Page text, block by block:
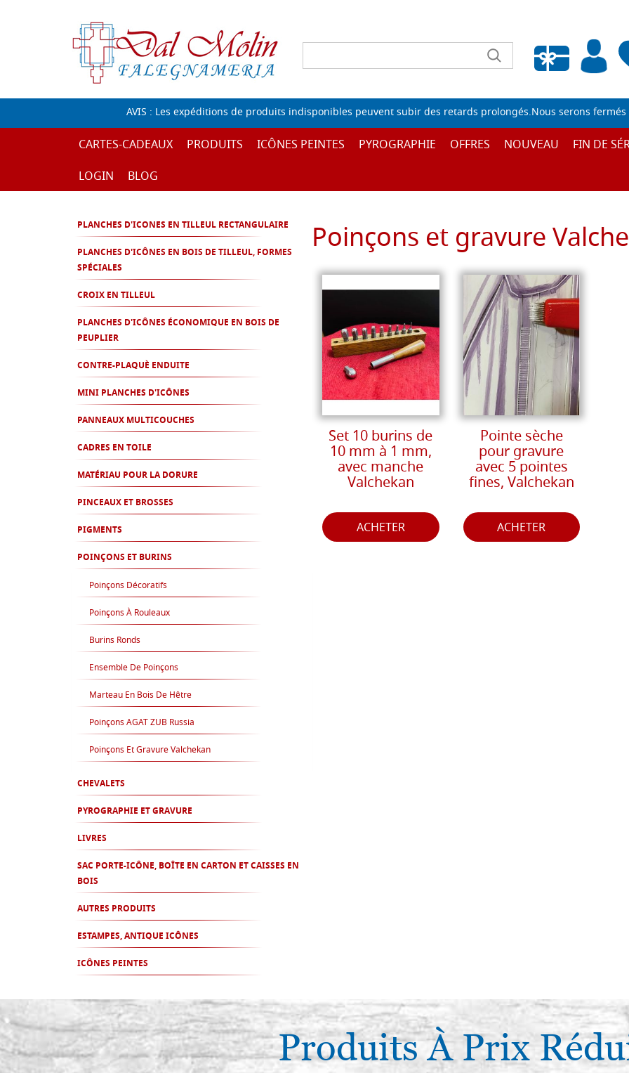
Liste de souhaits vide
AVIS : Les expéditions de produits indisponibles peuvent subir des retards prolongés.Nous serons
CARTES-CADEAUX PRODUITS ICÔNES PEINTES PYROGRAPHIE OFFRES NOUVEAU
FIN DE
LOGIN
BLOG
PLANCHES D'ICONES EN TILLEUL RECTANGULAIRE
PLANCHES D'ICÔNES EN BOIS DE TILLEUL, FORMES
SPÉCIALES
CROIX EN TILLEUL
PLANCHES D'ICÔNES ÉCONOMIQUE EN BOIS DE
PEUPLIER
CONTRE-PLAQUÈ ENDUITE
MINI PLANCHES D'ICÔNES
PANNEAUX MULTICOUCHES
CADRES EN TOILE
MATÉRIAU POUR LA DORURE
PINCEAUX ET BROSSES
PIGMENTS
POINÇONS ET BURINS
Poinçons Décoratifs
Poinçons À Rouleaux
Burins Ronds
Ensemble De Poinçons
Marteau En Bois De Hêtre
Poinçons AGAT ZUB Russia
Poinçons Et Gravure Valchekan
CHEVALETS
PYROGRAPHIE ET GRAVURE
LIVRES
SAC PORTE-ICÔNE, BOÎTE EN CARTON ET CAISSES EN
BOIS
AUTRES PRODUITS
ESTAMPES, ANTIQUE ICÔNES
ICÔNES PEINTES
Poinçons et gravure
Set 10 burins de
10 mm à 1 mm,
avec manche
Valchekan
ACHETER
Pointe sèche
pour gravure
avec 5 pointes
fines, Valchekan
ACHETER
Produits À Prix